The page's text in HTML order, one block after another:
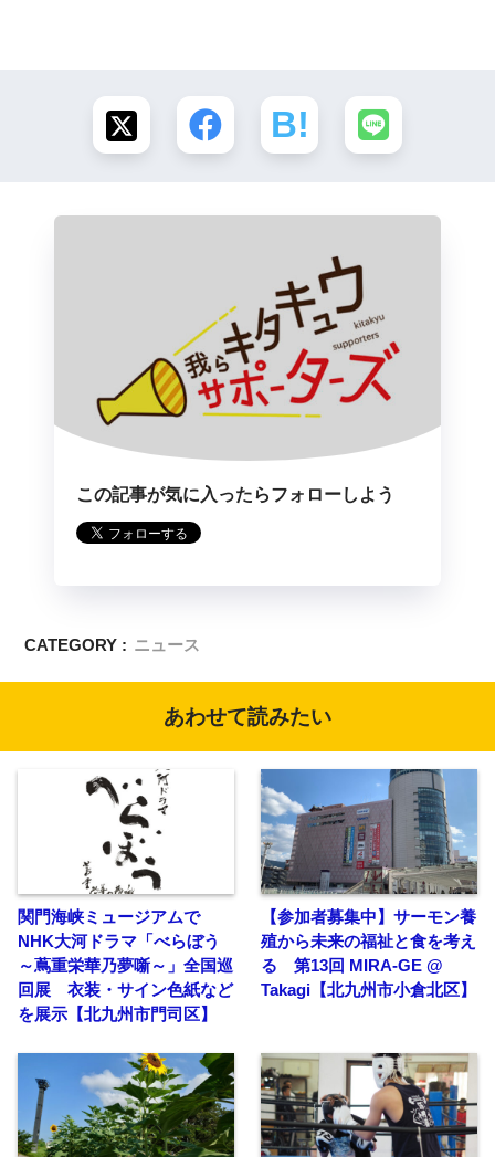
この記事が気に入ったらフォローしよう
CATEGORY : ニュース
あわせて読みたい
関門海峡ミュージアムで
NHK大河ドラマ「べらぼう
～蔦重栄華乃夢噺～」全国巡
回展 衣装・サイン色紙など
を展示【北九州市門司区】
【参加者募集中】サーモン養
殖から未来の福祉と食を考え
る 第13回 MIRA-GE @
Takagi【北九州市小倉北区】